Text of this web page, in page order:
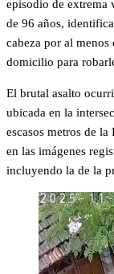
episodio de extrema
de 96 años,
cabeza por al
domicilio para
El brutal asalto
ubicada en la
escasos metros de
en las imágenes
incluyendo la de la